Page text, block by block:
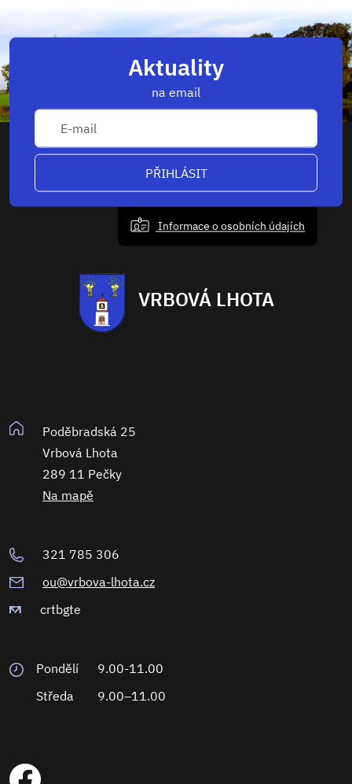
Aktuality
na email
PŘIHLÁSIT
Informace o osobních údajích
VRBOVÁ LHOTA
Poděbradská 25
Vrbová Lhota
289 11 Pečky
Na mapě
321 785 306
ou@vrbova-lhota.cz
crtbgte
Pondělí
9.00-11.00
Středa
9.00–11.00